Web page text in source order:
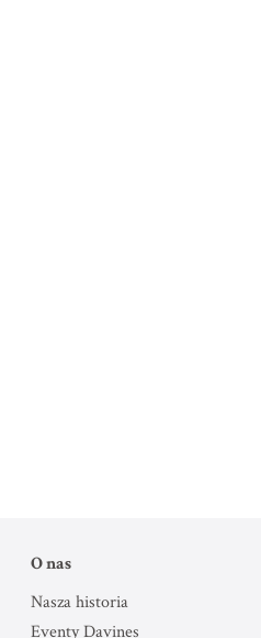
O nas
Nasza historia
Eventy Davines